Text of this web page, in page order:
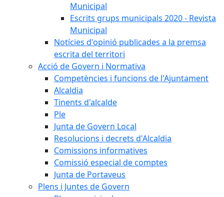
Municipal
Escrits grups municipals 2020 - Revista
Municipal
Notícies d'opinió publicades a la premsa
escrita del territori
Acció de Govern i Normativa
Competències i funcions de l'Ajuntament
Alcaldia
Tinents d'alcalde
Ple
Junta de Govern Local
Resolucions i decrets d'Alcaldia
Comissions informatives
Comissió especial de comptes
Junta de Portaveus
Plens i Juntes de Govern